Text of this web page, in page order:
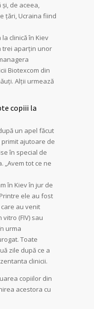
de aceea,
țări, Ucraina fiind
clinică în Kiev
trei aparțin unor
Biotexcom din
Alții urmează
copiii la
un apel făcut
primit ajutoare de
în special de
„Avem tot ce ne
în Kiev în jur de
ele au fost
au venit
(FIV) sau
urma
Toate
zile după ce a
clinicii.
copiilor din
acestora cu